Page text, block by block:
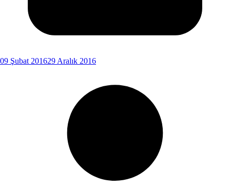
09 Şubat 201629 Aralık 2016